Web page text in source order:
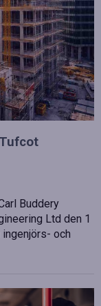
Buddery
Ltd den 1
och